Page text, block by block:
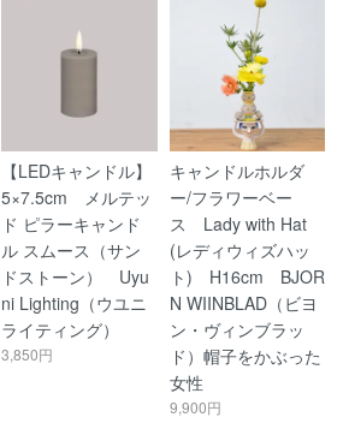
【LEDキャンドル】
5×7.5cm メルテッ
ド ピラーキャンド
ル スムース（サン
ドストーン） Uyu
ni Lighting（ウユニ
ライティング）
3,850円
キャンドルホルダ
ー/フラワーベー
ス Lady with Hat
(レディウィズハッ
ト) H16cm BJOR
N WIINBLAD（ビヨ
ン・ヴィンブラッ
ド）帽子をかぶった
女性
9,900円